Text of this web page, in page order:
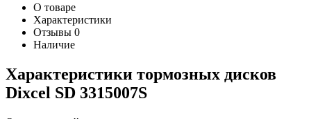
О товаре
Характеристики
Отзывы 0
Наличие
Характеристики тормозных дисков
Dixcel SD 3315007S